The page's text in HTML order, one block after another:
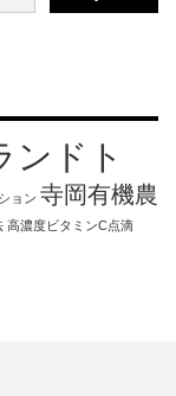
ンドト
ョン 寺岡有機農
高濃度ビタミンC点滴